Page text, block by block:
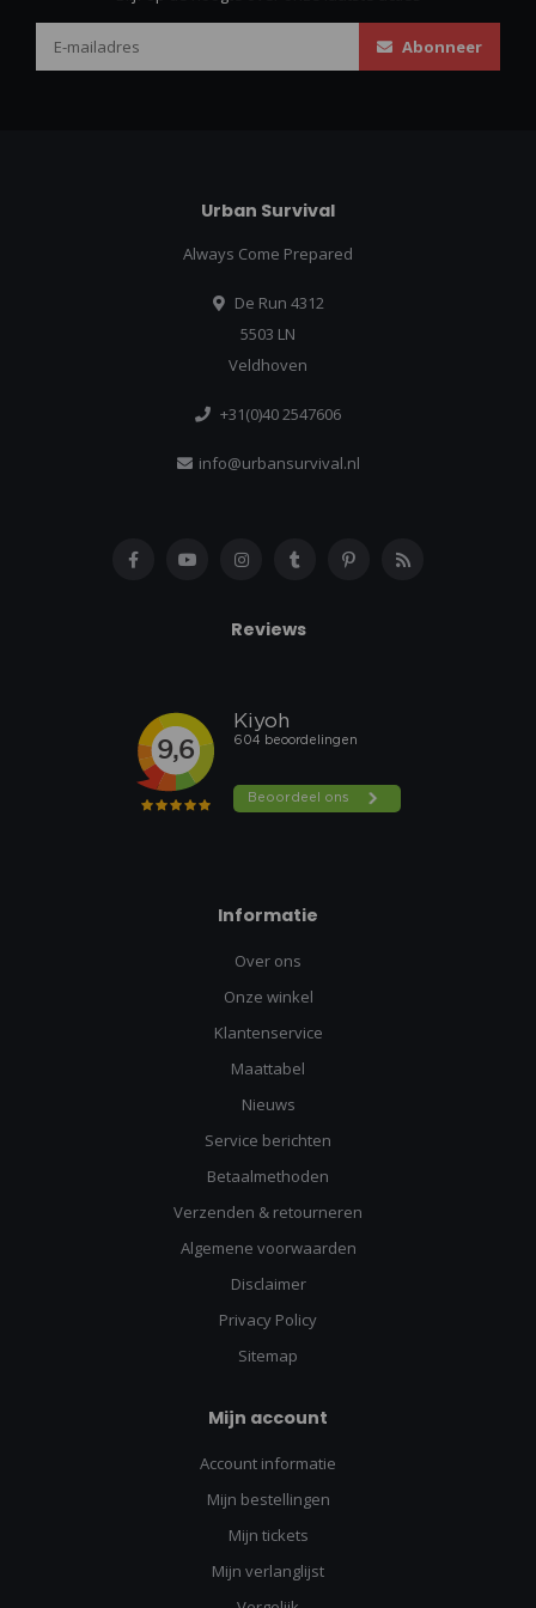
Abonneer
Urban Survival
Always Come Prepared
De Run 4312
5503 LN
Veldhoven
+31(0)40 2547606
info@urbansurvival.nl
Reviews
Informatie
Over ons
Onze winkel
Klantenservice
Maattabel
Nieuws
Service berichten
Betaalmethoden
Verzenden & retourneren
Algemene voorwaarden
Disclaimer
Privacy Policy
Sitemap
Mijn account
Account informatie
Mijn bestellingen
Mijn tickets
Mijn verlanglijst